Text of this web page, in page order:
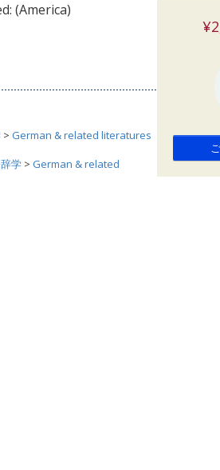
(America)
> German & related literatures
学 > German & related